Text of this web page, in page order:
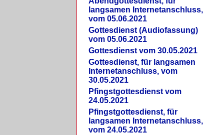
langsamen Internetanschluss,
vom 05.06.2021
Gottesdienst (Audiofassung)
vom 05.06.2021
Gottesdienst vom 30.05.2021
Gottesdienst, für langsamen
Internetanschluss, vom
30.05.2021
Pfingstgottesdienst vom
24.05.2021
Pfingstgottesdienst, für
langsamen Internetanschluss,
vom 24.05.2021